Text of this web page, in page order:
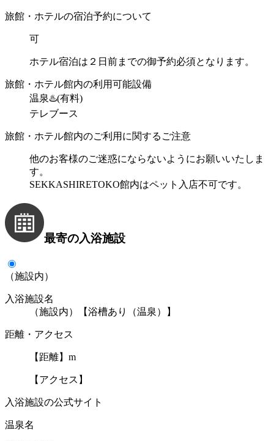
旅館・ホテルの宿泊予約について
可
ホテル宿泊は２日前までの御予約必須となります。
旅館・ホテル館内の利用可能設備
温泉♨️(有料)
テレブース
旅館・ホテル館内のご利用に関するご注意
他のお客様のご迷惑にならないようにお願いいたしま
す。
SEKKASHIRETOKO館内はペット入店不可です。
最寄の入浴施設
（施設内）
入浴施設名
（施設内）【浴槽あり（温泉）】
距離・アクセス
【距離】m
【アクセス】
入浴施設の公式サイト
温泉名